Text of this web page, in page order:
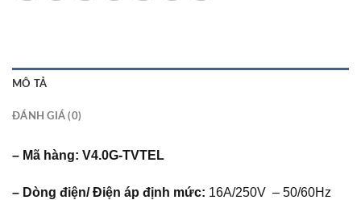
MÔ TẢ
ĐÁNH GIÁ (0)
– Mã hàng: V4.0G-TVTEL
– Dòng điện/ Điện áp định mức: 16A/250V – 50/60Hz